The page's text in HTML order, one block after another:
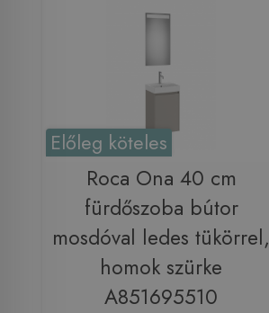
Előleg köteles
Roca Ona 40 cm
fürdőszoba bútor
mosdóval ledes tükörrel,
homok szürke
A851695510